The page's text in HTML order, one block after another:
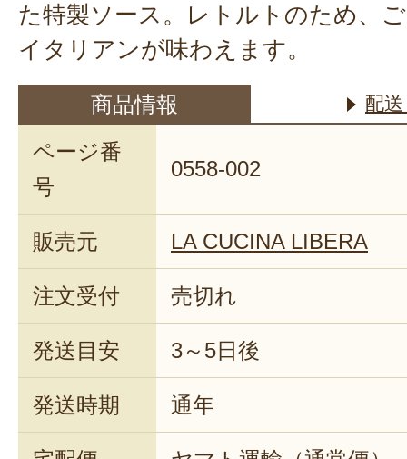
た特製ソース。レトルトのため、
イタリアンが味わえます。
商品情報 配
ページ番
号
0558-002
販売元 LA CUCINA LIBERA
注文受付 売切れ
発送目安 3～5日後
発送時期 通年